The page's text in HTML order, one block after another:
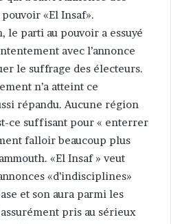
«El Insaf».
le parti au pouvoir a essuyé
avec l’annonce
le suffrage des électeurs.
n’a atteint ce
répandu. Aucune région
ce suffisant pour « enterrer
falloir beaucoup plus
«El Insaf » veut
«d’indisciplines»
et son aura parmi les
pris au sérieux